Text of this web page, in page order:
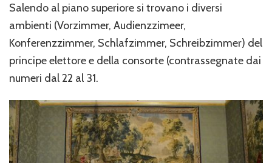
Salendo al piano superiore si trovano i diversi
ambienti (Vorzimmer, Audienzzimeer,
Konferenzzimmer, Schlafzimmer, Schreibzimmer) del
principe elettore e della consorte (contrassegnate dai
numeri dal 22 al 31.